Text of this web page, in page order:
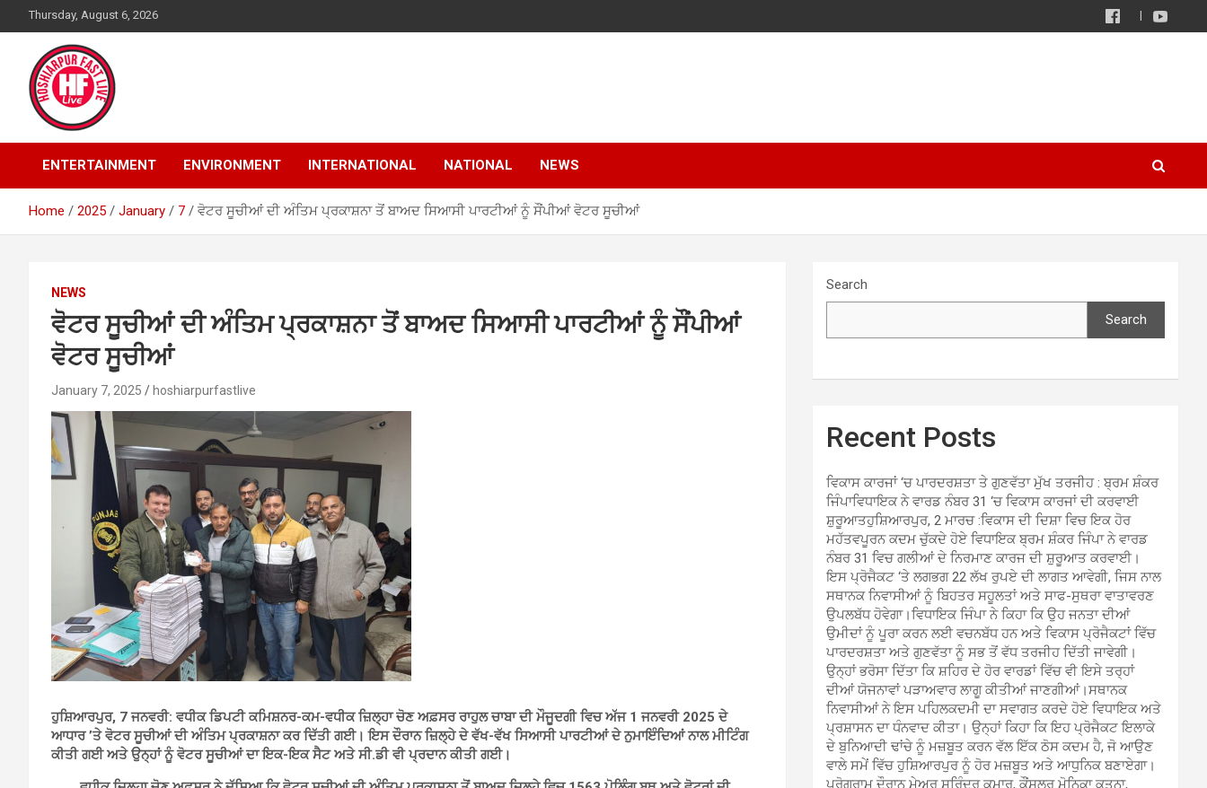
Thursday, August 6, 2026
ENTERTAINMENT ENVIRONMENT INTERNATIONAL NATIONAL NEWS
Home 2025 January 7 ਵੋਟਰ ਸੂਚੀਆਂ ਦੀ ਅੰਤਿਮ ਪ੍ਰਕਾਸ਼ਨਾ ਤੋਂ ਬਾਅਦ ਸਿਆਸੀ ਪਾਰਟੀਆਂ ਨੂੰ ਸੌਂਪੀਆਂ ਵੋਟਰ ਸੂਚੀਆਂ
NEWS
ਵੋਟਰ ਸੂਚੀਆਂ ਦੀ ਅੰਤਿਮ ਪ੍ਰਕਾਸ਼ਨਾ ਤੋਂ ਬਾਅਦ ਸਿਆਸੀ ਪਾਰਟੀਆਂ ਨੂੰ ਸੌਂਪੀਆਂ
ਵੋਟਰ ਸੂਚੀਆਂ
January 7, 2025 hoshiarpurfastlive
ਹੁਸ਼ਿਆਰਪੁਰ, 7 ਜਨਵਰੀ: ਵਧੀਕ ਡਿਪਟੀ ਕਮਿਸ਼ਨਰ-ਕਮ-ਵਧੀਕ ਜ਼ਿਲ੍ਹਾ ਚੋਣ ਅਫ਼ਸਰ ਰਾਹੁਲ ਚਾਬਾ ਦੀ ਮੌਜੂਦਗੀ ਵਿਚ ਅੱਜ 1 ਜਨਵਰੀ 2025 ਦੇ
ਆਧਾਰ ’ਤੇ ਵੋਟਰ ਸੂਚੀਆਂ ਦੀ ਅੰਤਿਮ ਪ੍ਰਕਾਸ਼ਨਾ ਕਰ ਦਿੱਤੀ ਗਈ। ਇਸ ਦੌਰਾਨ ਜ਼ਿਲ੍ਹੇ ਦੇ ਵੱਖ-ਵੱਖ ਸਿਆਸੀ ਪਾਰਟੀਆਂ ਦੇ ਨੁਮਾਇੰਦਿਆਂ ਨਾਲ ਮੀਟਿੰਗ
ਕੀਤੀ ਗਈ ਅਤੇ ਉਨ੍ਹਾਂ ਨੂੰ ਵੋਟਰ ਸੂਚੀਆਂ ਦਾ ਇਕ-ਇਕ ਸੈਟ ਅਤੇ ਸੀ.ਡੀ ਵੀ ਪ੍ਰਦਾਨ ਕੀਤੀ ਗਈ।
Search
Search
Recent Posts
ਵਿਕਾਸ ਕਾਰਜਾਂ ‘ਚ ਪਾਰਦਰਸ਼ਤਾ ਤੇ ਗੁਣਵੱਤਾ ਮੁੱਖ ਤਰਜੀਹ : ਬ੍ਰਮ ਸ਼ੰਕਰ
ਜਿੰਪਾਵਿਧਾਇਕ ਨੇ ਵਾਰਡ ਨੰਬਰ 31 ‘ਚ ਵਿਕਾਸ ਕਾਰਜਾਂ ਦੀ ਕਰਵਾਈ
ਸ਼ੁਰੂਆਤਹੁਸ਼ਿਆਰਪੁਰ, 2 ਮਾਰਚ :ਵਿਕਾਸ ਦੀ ਦਿਸ਼ਾ ਵਿਚ ਇਕ ਹੋਰ
ਮਹੱਤਵਪੂਰਨ ਕਦਮ ਚੁੱਕਦੇ ਹੋਏ ਵਿਧਾਇਕ ਬ੍ਰਮ ਸ਼ੰਕਰ ਜਿੰਪਾ ਨੇ ਵਾਰਡ
ਨੰਬਰ 31 ਵਿਚ ਗਲੀਆਂ ਦੇ ਨਿਰਮਾਣ ਕਾਰਜ ਦੀ ਸ਼ੁਰੂਆਤ ਕਰਵਾਈ।
ਇਸ ਪ੍ਰੋਜੈਕਟ ‘ਤੇ ਲਗਭਗ 22 ਲੱਖ ਰੁਪਏ ਦੀ ਲਾਗਤ ਆਵੇਗੀ, ਜਿਸ ਨਾਲ
ਸਥਾਨਕ ਨਿਵਾਸੀਆਂ ਨੂੰ ਬਿਹਤਰ ਸਹੂਲਤਾਂ ਅਤੇ ਸਾਫ-ਸੁਥਰਾ ਵਾਤਾਵਰਣ
ਉਪਲਬੱਧ ਹੋਵੇਗਾ।ਵਿਧਾਇਕ ਜਿੰਪਾ ਨੇ ਕਿਹਾ ਕਿ ਉਹ ਜਨਤਾ ਦੀਆਂ
ਉਮੀਦਾਂ ਨੂੰ ਪੂਰਾ ਕਰਨ ਲਈ ਵਚਨਬੱਧ ਹਨ ਅਤੇ ਵਿਕਾਸ ਪ੍ਰੋਜੈਕਟਾਂ ਵਿੱਚ
ਪਾਰਦਰਸ਼ਤਾ ਅਤੇ ਗੁਣਵੱਤਾ ਨੂੰ ਸਭ ਤੋਂ ਵੱਧ ਤਰਜੀਹ ਦਿੱਤੀ ਜਾਵੇਗੀ।
ਉਨ੍ਹਾਂ ਭਰੋਸਾ ਦਿੱਤਾ ਕਿ ਸ਼ਹਿਰ ਦੇ ਹੋਰ ਵਾਰਡਾਂ ਵਿੱਚ ਵੀ ਇਸੇ ਤਰ੍ਹਾਂ
ਦੀਆਂ ਯੋਜਨਾਵਾਂ ਪੜਾਅਵਾਰ ਲਾਗੂ ਕੀਤੀਆਂ ਜਾਣਗੀਆਂ।ਸਥਾਨਕ
ਨਿਵਾਸੀਆਂ ਨੇ ਇਸ ਪਹਿਲਕਦਮੀ ਦਾ ਸਵਾਗਤ ਕਰਦੇ ਹੋਏ ਵਿਧਾਇਕ ਅਤੇ
ਪ੍ਰਸ਼ਾਸਨ ਦਾ ਧੰਨਵਾਦ ਕੀਤਾ। ਉਨ੍ਹਾਂ ਕਿਹਾ ਕਿ ਇਹ ਪ੍ਰੋਜੈਕਟ ਇਲਾਕੇ
ਦੇ ਬੁਨਿਆਦੀ ਢਾਂਚੇ ਨੂੰ ਮਜ਼ਬੂਤ ਕਰਨ ਵੱਲ ਇੱਕ ਠੋਸ ਕਦਮ ਹੈ, ਜੋ ਆਉਣ
ਵਾਲੇ ਸਮੇਂ ਵਿੱਚ ਹੁਸ਼ਿਆਰਪੁਰ ਨੂੰ ਹੋਰ ਮਜ਼ਬੂਤ ਅਤੇ ਆਧੁਨਿਕ ਬਣਾਏਗਾ।
ਪ੍ਰੋਗਰਾਮ ਦੌਰਾਨ ਮੇਅਰ ਸੁਰਿੰਦਰ ਕੁਮਾਰ, ਕੌਂਸਲਰ ਮੋਨਿਕਾ ਕਤਨਾ,